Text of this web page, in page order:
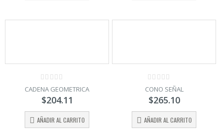
0
out
of
5
CADENA GEOMETRICA
$204.11
AÑADIR AL CARRITO
0
out
of
5
CONO SEÑAL
$265.10
AÑADIR AL CARRITO